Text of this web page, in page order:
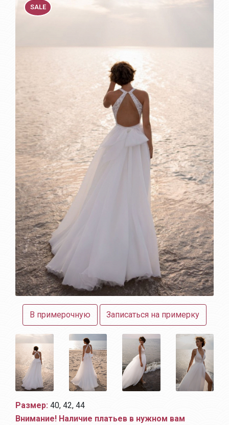
SALE
В примерочную Записаться на примерку
Размер: 40, 42, 44
Внимание! Наличие платьев в нужном вам